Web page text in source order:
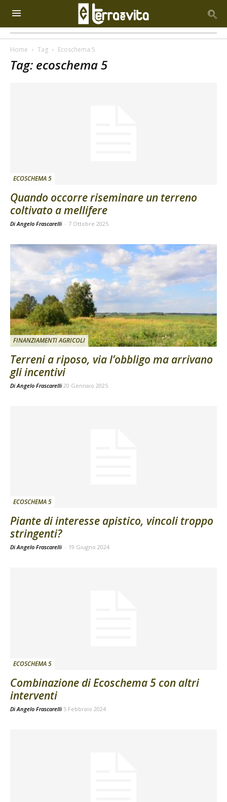
Home Tag Ecoschema 5
Tag: ecoschema 5
ECOSCHEMA 5
Quando occorre riseminare un terreno
coltivato a mellifere
Di Angelo Frascarelli - 7 Ottobre 2025
FINANZIAMENTI AGRICOLI
Terreni a riposo, via l’obbligo ma arrivano
gli incentivi
Di Angelo Frascarelli 20 Gennaio 2025
ECOSCHEMA 5
Piante di interesse apistico, vincoli troppo
stringenti?
Di Angelo Frascarelli - 19 Giugno 2024
ECOSCHEMA 5
Combinazione di Ecoschema 5 con altri
interventi
Di Angelo Frascarelli 5 Febbraio 2024